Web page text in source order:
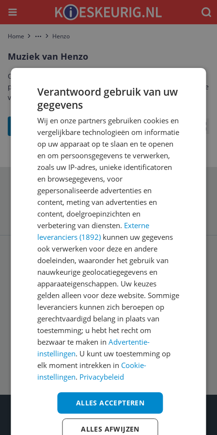
Menu
Home More Henzo
Muziek van Henzo
Ontdek het complete aanbod muziek van Henzo. Vergelijk
prijzen, specificaties en reviews om de beste Henzo muziek te
vinden die bij jou past.
Schrijf je in voor onze nieuwsbrief
Service
Algemeen
Zakelijk
Volg ons op
Wat je ook kiest: Blijf kieskeurig
Gecontroleerde reviews
Verantwoord gebruik van uw
gegevens
Wij en onze partners gebruiken cookies en
vergelijkbare technologieën om informatie
op uw apparaat op te slaan en te openen
en om persoonsgegevens te verwerken,
zoals uw IP-adres, unieke identificatoren
en browsegegevens, voor
gepersonaliseerde advertenties en
content, meting van advertenties en
content, doelgroepinzichten en
verbetering van diensten. Externe
leveranciers (1892) kunnen uw gegevens
ook verwerken voor deze en andere
doeleinden, waaronder het gebruik van
nauwkeurige geolocatiegegevens en
apparaateigenschappen. Uw keuzes
gelden alleen voor deze website. Sommige
leveranciers kunnen zich beroepen op
gerechtvaardigd belang in plaats van
toestemming; u hebt het recht om
bezwaar te maken inAdvertentie-
instellingen. U kunt uw toestemming op
elk moment intrekken in Cookie-
instellingen. Privacybeleid
ALLES ACCEPTEREN
ALLES AFWIJZEN